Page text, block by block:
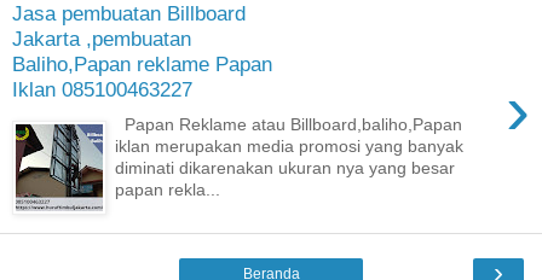
Jasa pembuatan Billboard
Jakarta ,pembuatan
Baliho,Papan reklame Papan
Iklan 085100463227
›
Papan Reklame atau Billboard,baliho,Papan
iklan merupakan media promosi yang banyak
diminati dikarenakan ukuran nya yang besar
papan rekla...
›
Beranda